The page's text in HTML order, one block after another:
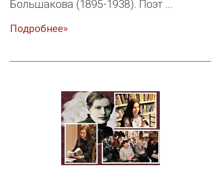
Большакова (1895-1938). Поэт ...
Подробнее»